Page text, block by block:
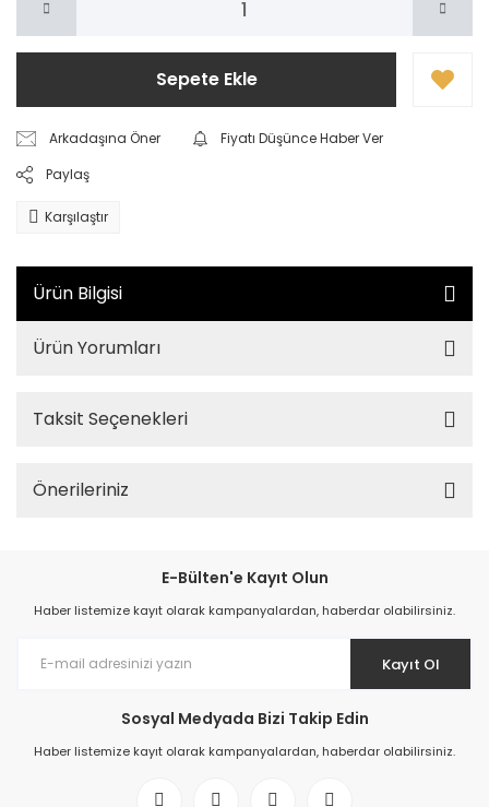
Sepete Ekle
Arkadaşına Öner
Fiyatı Düşünce Haber Ver
Paylaş
Karşılaştır
Ürün Bilgisi
Ürün Yorumları
Taksit Seçenekleri
Önerileriniz
E-Bülten'e Kayıt Olun
Haber listemize kayıt olarak kampanyalardan, haberdar olabilirsiniz.
Kayıt Ol
Sosyal Medyada Bizi Takip Edin
Haber listemize kayıt olarak kampanyalardan, haberdar olabilirsiniz.